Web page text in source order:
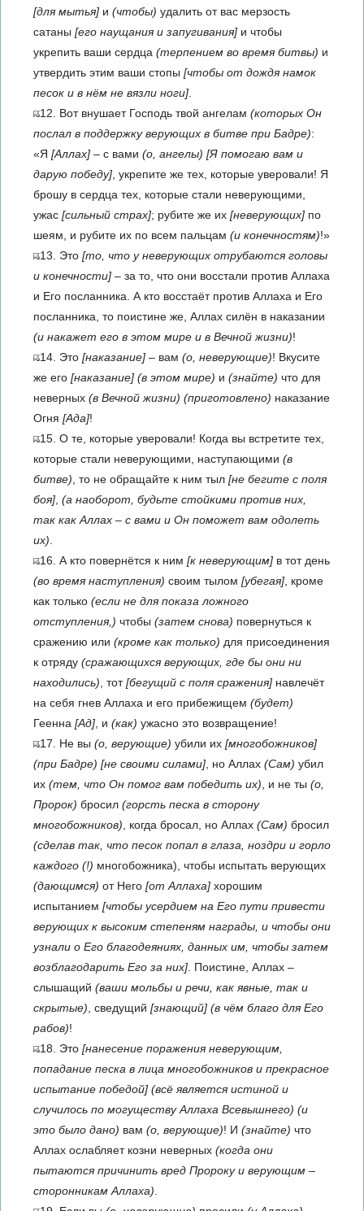
[для мытья] и (чтобы) удалить от вас мерзость
сатаны [его наущания и запугивания] и чтобы
укрепить ваши сердца (терпением во время битвы) и
утвердить этим ваши стопы [чтобы от дождя намок
песок и в нём не вязли ноги]
12. Вот внушает Господь твой ангелам (которых Он
послал в поддержку верующих в битве при Бадре):
«Я [Аллах] – с вами (о, ангелы) [Я помогаю вам и
дарую победу] , укрепите же тех, которые уверовали! Я
брошу в сердца тех, которые стали неверующими,
ужас [сильный страх]; рубите же их [неверующих] по
шеям, и рубите их по всем пальцам (и конечностям)!»
13. Это [то, что у неверующих отрубаются головы
и конечности] – за то, что они восстали против Аллаха
и Его посланника. А кто восстаёт против Аллаха и Его
посланника, то поистине же, Аллах силён в наказании
(и накажет его в этом мире и в Вечной жизни)!
14. Это [наказание] – вам (о, неверующие)! Вкусите
же его [наказание] (в этом мире) и (знайте) что для
неверных (в Вечной жизни) (приготовлено) наказание
Огня [Ада]!
15. О те, которые уверовали! Когда вы встретите тех,
которые стали неверующими, наступающими (в
битве) , то не обращайте к ним тыл [не бегите с поля
боя] (а наоборот, будьте стойкими против них,
так как Аллах – с вами и Он поможет вам одолеть
их)
16. А кто повернётся к ним [к неверующим] в тот день
(во время наступления) своим тылом [убегая] , кроме
как только (если не для показа ложного
отступления,) чтобы (затем снова) повернуться к
сражению или (кроме как только) для присоединения
к отряду (сражающихся верующих, где бы они ни
находились) , тот[бегущий с поля сражения] навлечёт
на себя гнев Аллаха и его прибежищем (будет)
Геенна [Ад] , и (как) ужасно это возвращение!
17. Не вы (о, верующие) убили их [многобожников]
(при Бадре) [не своими силами] , но Аллах (Сам) убил
их (тем, что Он помог вам победить их) , и не ты (о,
Пророк) бросил (горсть песка в сторону
многобожников) , когда бросал, но Аллах (Сам) бросил
(сделав так, что песок попал в глаза, ноздри и горло
каждого (!) многобожника), чтобы испытать верующих
(дающимся) от Него [от Аллаха] хорошим
испытанием [чтобы усердием на Его пути привести
верующих к высоким степеням награды, и чтобы они
узнали о Его благодеяниях, данных им, чтобы затем
возблагодарить Его за них] . Поистине, Аллах –
слышащий (ваши мольбы и речи, как явные, так и
скрытые) , сведущий [знающий] (в чём благо для Его
рабов)!
18. Это [нанесение поражения неверующим,
попадание песка в лица многобожников и прекрасное
испытание победой] (всё является истиной и
случилось по могуществу Аллаха Всевышнего) (и
это было дано) вам (о, верующие)! И (знайте) что
Аллах ослабляет козни неверных (когда они
пытаются причинить вред Пророку и верующим –
сторонникам Аллаха)